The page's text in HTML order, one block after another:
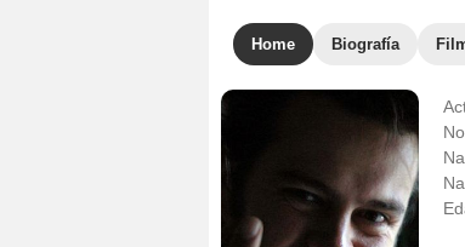
Home Biografía